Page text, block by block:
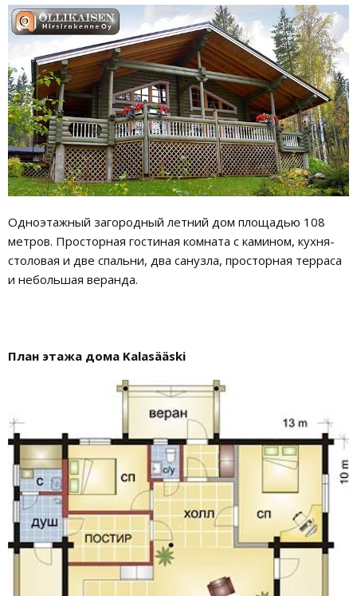
Одноэтажный загородный летний дом площадью 108
метров. Просторная гостиная комната с камином, кухня-
столовая и две спальни, два санузла, просторная терраса
и небольшая веранда.
План этажа дома Kalasääski